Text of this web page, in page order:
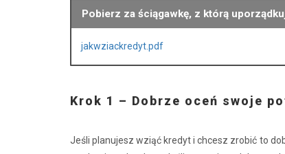
Pobierz za ściągawkę, z którą
jakwziackredyt.pdf
Krok 1 – Dobrze oceń swoje
Jeśli planujesz wziąć kredyt i chcesz zrobić to